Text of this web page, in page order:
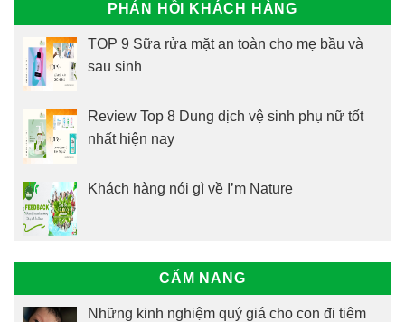
PHẢN HỒI KHÁCH HÀNG
TOP 9 Sữa rửa mặt an toàn cho mẹ bầu và
sau sinh
Review Top 8 Dung dịch vệ sinh phụ nữ tốt
nhất hiện nay
Khách hàng nói gì về I’m Nature
CẨM NANG
Những kinh nghiệm quý giá cho con đi tiêm